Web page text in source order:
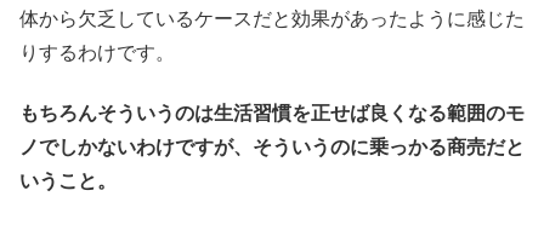
体から欠乏しているケースだと効果があったように感じた
りするわけです。
もちろんそういうのは生活習慣を正せば良くなる範囲のモ
ノでしかないわけですが、そういうのに乗っかる商売だと
いうこと。